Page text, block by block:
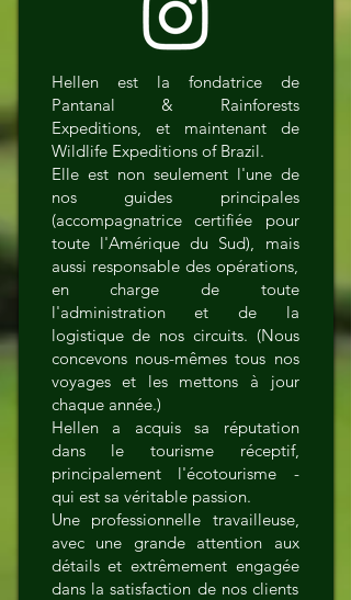
Hellen est la fondatrice de
Pantanal & Rainforests
Expeditions, et maintenant de
Wildlife Expeditions of Brazil.
Elle est non seulement l'une de
nos guides principales
(accompagnatrice certifiée pour
toute l'Amérique du Sud), mais
aussi responsable des opérations,
en charge de toute
l'administration et de la
logistique de nos circuits. (Nous
concevons nous-mêmes tous nos
voyages et les mettons à jour
chaque année.)
Hellen a acquis sa réputation
dans le tourisme réceptif,
principalement l'écotourisme -
qui est sa véritable passion.
Une professionnelle travailleuse,
avec une grande attention aux
détails et extrêmement engagée
dans la satisfaction de nos clients